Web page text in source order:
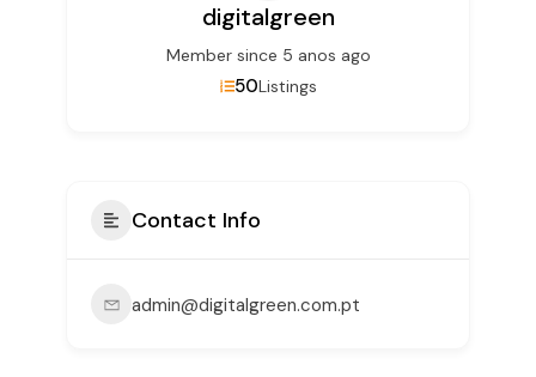
digitalgreen
Member since 5 anos ago
50Listings
Contact Info
admin@digitalgreen.com.pt